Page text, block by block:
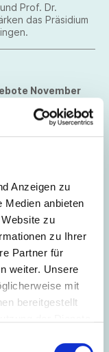
Anzeigen zu
Medien anbieten
zu
zu Ihrer
Partner für
weiter. Unsere
mit
bereitgestellt
Prof. Dr.
das Präsidium
November
des
- ein
der MINT-
legt
Initiativen vor.
Partner zu
Kriterien, die für
MINT-